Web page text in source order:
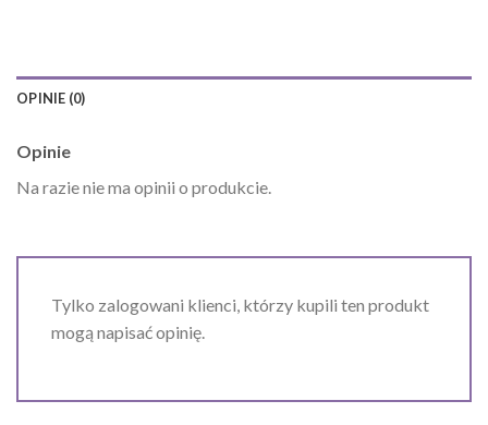
OPINIE (0)
Opinie
Na razie nie ma opinii o produkcie.
Tylko zalogowani klienci, którzy kupili ten produkt
mogą napisać opinię.